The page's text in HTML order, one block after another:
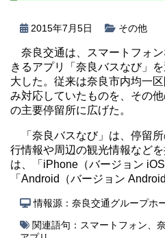
2015年7月5日 その他
奈良交通は、スマートフォ
きるアプリ「奈良バスなび」
大した。従来は奈良市内均一
み対応していたものを、その
の主要停留所に広げた。
「奈良バスなび」は、停留
行情報や周辺の観光情報など
は、「iPhone（バージョン
「Android（バージョン
情報源：奈良交通グループホ
関連語句： スマートフォン